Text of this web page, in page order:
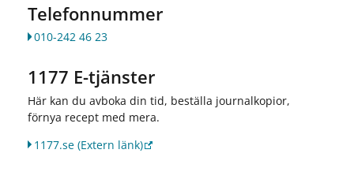
Telefonnummer
010-242 46 23
1177 E-tjänster
Här kan du avboka din tid, beställa journalkopior,
förnya recept med mera.
1177.se(Extern länk)